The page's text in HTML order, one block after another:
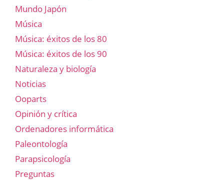
Mundo Japón
Música
Música: éxitos de los 80
Música: éxitos de los 90
Naturaleza y biología
Noticias
Ooparts
Opinión y crítica
Ordenadores informática
Paleontología
Parapsicología
Preguntas